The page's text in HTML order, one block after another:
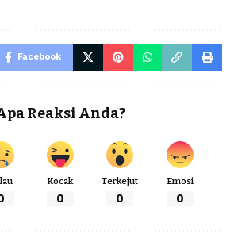
Facebook
Reaksi Anda?
Kocak
0
Terkejut
0
Emosi
0